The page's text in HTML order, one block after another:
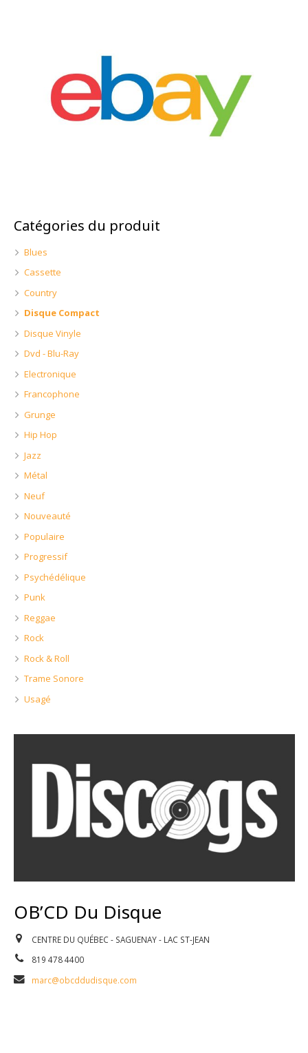
Catégories du produit
Blues
Cassette
Country
Disque Compact
Disque Vinyle
Dvd - Blu-Ray
Electronique
Francophone
Grunge
Hip Hop
Jazz
Métal
Neuf
Nouveauté
Populaire
Progressif
Psychédélique
Punk
Reggae
Rock
Rock & Roll
Trame Sonore
Usagé
OB’CD Du Disque
CENTRE DU QUÉBEC - SAGUENAY - LAC ST-JEAN
819 478 4400
marc@obcddudisque.com